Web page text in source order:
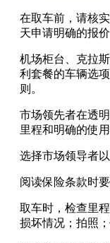
在取车前，请核
天申请明确的报
机场柜台、克拉
利套餐的车辆选
则。
市场领先者在透
里程和明确的使用
选择市场领导者以
阅读保险条款时
取车时，检查里
损坏情况；拍照；